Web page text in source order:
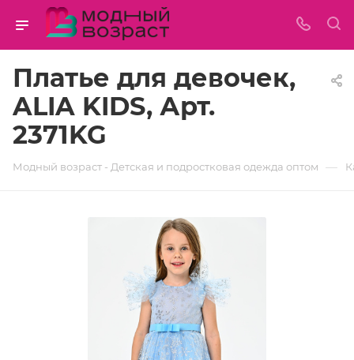
Платье для девочек,
ALIA KIDS, Арт.
2371KG
Модный возраст - Детская и подростковая одежда оптом —